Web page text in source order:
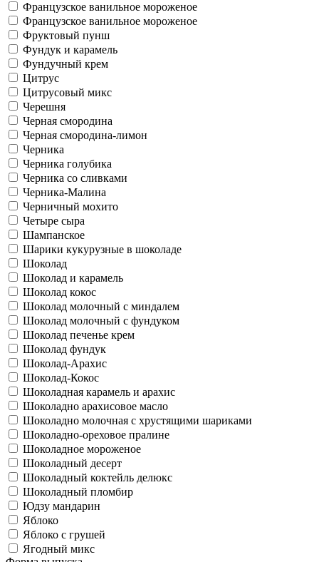
Французское ванильное мороженое
Французское ванильное мороженое
Фруктовый пунш
Фундук и карамель
Фундучный крем
Цитрус
Цитрусовый микс
Черешня
Черная смородина
Черная смородина-лимон
Черника
Черника голубика
Черника со сливками
Черника-Малина
Черничный мохито
Четыре сыра
Шампанское
Шарики кукурузные в шоколаде
Шоколад
Шоколад и карамель
Шоколад кокос
Шоколад молочный с миндалем
Шоколад молочный с фундуком
Шоколад печенье крем
Шоколад фундук
Шоколад-Арахис
Шоколад-Кокос
Шоколадная карамель и арахис
Шоколадно арахисовое масло
Шоколадно молочная с хрустящими шариками
Шоколадно-ореховое пралине
Шоколадное мороженое
Шоколадный десерт
Шоколадный коктейль делюкс
Шоколадный пломбир
Юдзу мандарин
Яблоко
Яблоко с грушей
Ягодный микс